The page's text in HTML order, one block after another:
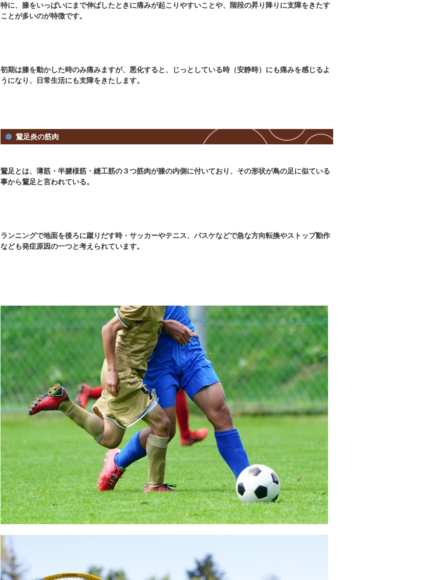
特に、膝をいっぱいにまで伸ばしたときに痛みが起こりやすいことや、階段の昇り降りに支障をきたす
ことが多いのが特徴です。
初期は膝を動かした時のみ痛みますが、悪化すると、じっとしている時（安静時）にも痛みを感じるよ
うになり、日常生活にも支障をきたします。
鵞足炎の筋肉
鵞足とは、薄筋・半腱様筋・縫工筋の３つ筋肉が膝の内側に付いており、その形状が鳥の足に似ている
事から鵞足と言われている。
ランニングで地面を後ろに蹴りだす時・サッカーやテニス、バスケなどで急な方向転換やストップ動作
なども発症原因の一つと考えられています。